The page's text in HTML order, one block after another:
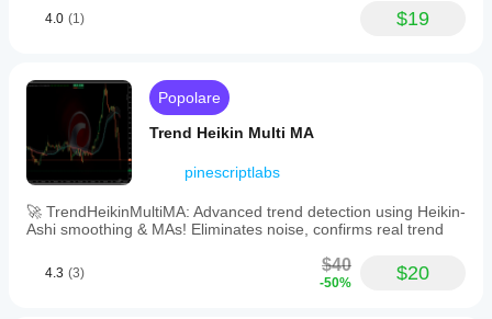
4.0 (1) $19
Popolare
Trend Heikin Multi MA
pinescriptlabs
🚀 TrendHeikinMultiMA: Advanced trend detection using Heikin-
Ashi smoothing & MAs! Eliminates noise, confirms real trend
4.3 (3) $40
-50% $20